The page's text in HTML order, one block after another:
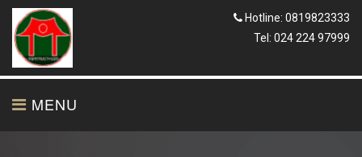
Hotline: 0819823333
Tel: 024 224 97999
MENU